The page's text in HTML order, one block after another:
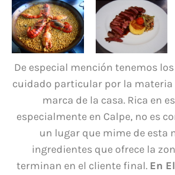
De especial mención tenemos
cuidado particular por la materia
marca de la casa. Rica en
especialmente en Calpe, no es
un lugar que mime de esta
ingredientes que ofrece la
terminan en el cliente final. En